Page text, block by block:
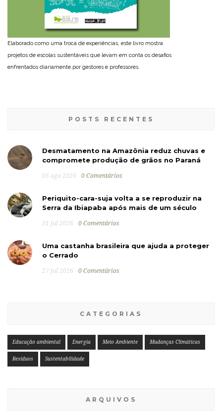
Elaborado como uma troca de experiências, este livro mostra
projetos de escolas sustentáveis que levam em conta os desafios
enfrentados diariamente por gestores e professores.
POSTS RECENTES
Desmatamento na Amazônia reduz chuvas e
compromete produção de grãos no Paraná
05 ago 2026 0 Comentários
Periquito-cara-suja volta a se reproduzir na
Serra da Ibiapaba após mais de um século
31 jul 2026 0 Comentários
Uma castanha brasileira que ajuda a proteger
o Cerrado
27 jul 2026 0 Comentários
CATEGORIAS
Educação ambiental Energia Meio Ambiente Mudanças Climáticas
Resíduos Sustentabilidade
ARQUIVOS